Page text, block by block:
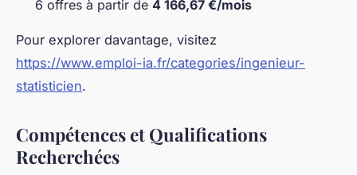
6 offres à partir de 4 166,67 €/mois
Pour explorer davantage, visitez
https://www.emploi-ia.fr/categories/ingenieur-
statisticien.
Compétences et Qualifications
Recherchées